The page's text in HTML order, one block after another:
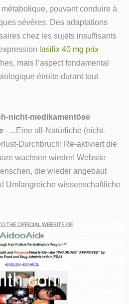
pouvant conduire à
sévères. Des adaptations
chez les sujets insuffisants
lasilix 40 mg prix
mais l’aspect fondamental
étroite durant tout
nicht-medikamentöse
- ...Eine all-Natürliche (nicht-
Durchbruch! Re-aktiviert die
wachsen wieder! Website
die wieder angebaut
Umfangreiche wissenschaftliche